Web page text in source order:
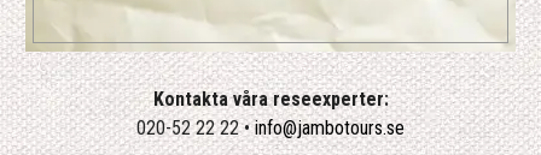
Kontakta våra reseexperter:
020-52 22 22 •info@jambotours.se